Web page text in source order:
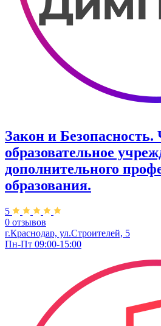
Закон и Безопасность.
образовательное
дополнительного
образования.
5
0 отзывов
г.Краснодар, ул.Строителей, 5
Пн-Пт 09:00-15:00